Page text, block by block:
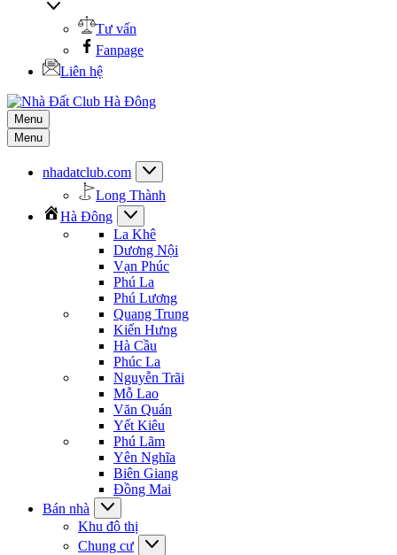
Tư vấn
Fanpage
Liên hệ
Menu
Menu
nhadatclub.com
Long Thành
Hà Đông
La Khê
Dương Nội
Vạn Phúc
Phú La
Phú Lương
Quang Trung
Kiến Hưng
Hà Cầu
Phúc La
Nguyễn Trãi
Mỗ Lao
Văn Quán
Yết Kiêu
Phú Lãm
Yên Nghĩa
Biên Giang
Đồng Mai
Bán nhà
Khu đô thị
Chung cư